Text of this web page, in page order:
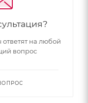
на любой
вопрос